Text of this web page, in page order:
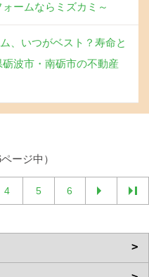
ームならミズカミ～
、いつがベスト？寿命と
波市・南砺市の不動産
ージ中）
4 5 6